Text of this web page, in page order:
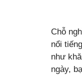
Chỗ
nổi
như
ngày,